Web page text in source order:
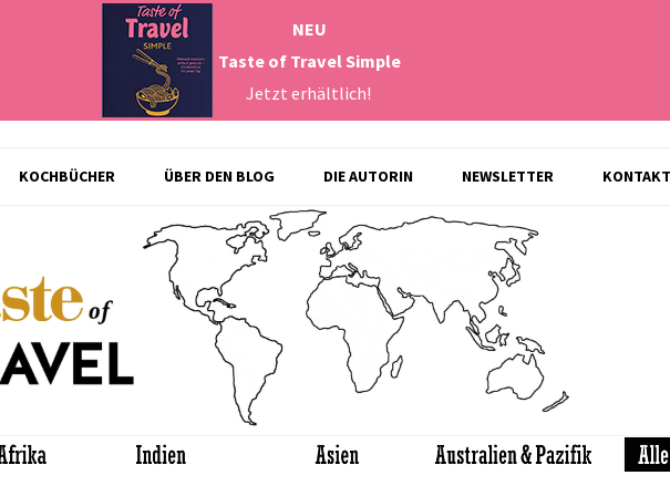
NEU
Taste of Travel Simple
Jetzt erhältlich!
springen
KOCHBÜCHER ÜBER DEN BLOG DIE AUTORIN NEWSLETTER KONTAKT